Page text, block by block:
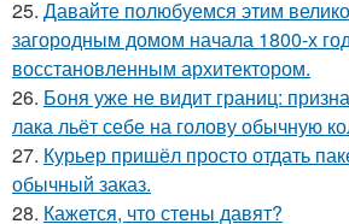
25. Давайте полюбуемся этим
загородным домом начала 1800-х
восстановленным архитектором.
26. Боня уже не видит границ:
лака льёт себе на голову обычную
27. Курьер пришёл просто отдать
обычный заказ.
28. Кажется, что стены давят?